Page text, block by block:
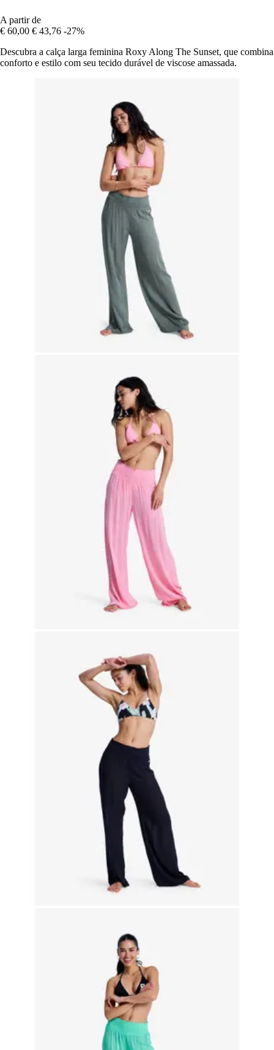
A partir de
€ 60,00 € 43,76 -27%
Descubra a calça larga feminina Roxy Along The Sunset, que combina
conforto e estilo com seu tecido durável de viscose amassada.